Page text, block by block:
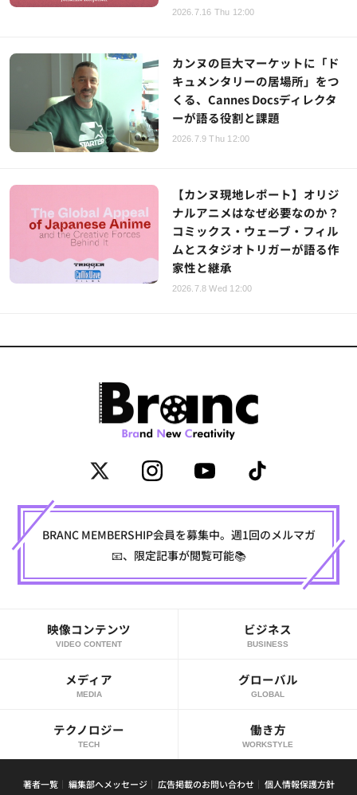
2026.7.16 Thu 12:00
カンヌの巨大マーケットに「ド
キュメンタリーの居場所」をつ
くる、Cannes Docsディレクタ
ーが語る役割と課題
2026.7.9 Thu 12:00
【カンヌ現地レポート】オリジ
ナルアニメはなぜ必要なのか？
コミックス・ウェーブ・フィル
ムとスタジオトリガーが語る作
家性と継承
2026.7.8 Wed 12:00
BRANC MEMBERSHIP会員を募集中。週1回のメルマガ
📧、限定記事が閲覧可能📚
映像コンテンツ
VIDEO CONTENT
ビジネス
BUSINESS
メディア
MEDIA
グローバル
GLOBAL
テクノロジー
TECH
働き方
WORKSTYLE
著者一覧 編集部へメッセージ 広告掲載のお問い合わせ 個人情報保護方針